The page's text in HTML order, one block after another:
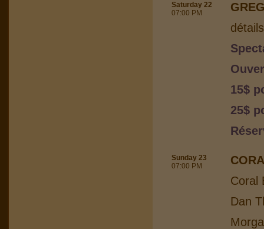
Saturday 22
07:00 PM
15$
25$
Sunday 23
07:00 PM
Coral
Dan